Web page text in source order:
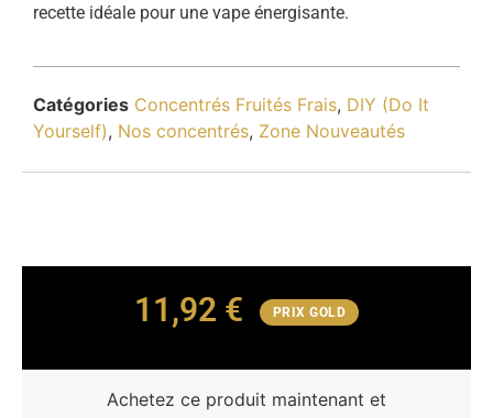
recette idéale pour une vape énergisante.
Catégories Concentrés Fruités Frais, DIY (Do It
Yourself), Nos concentrés, Zone Nouveautés
11,92 € PRIX GOLD
Achetez ce produit maintenant et